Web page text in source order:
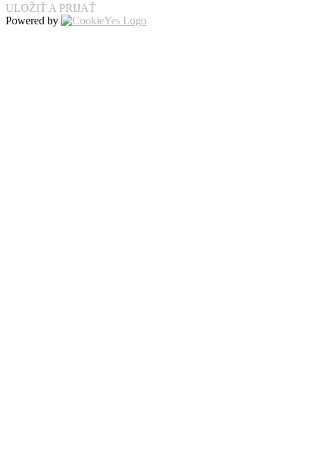
ULOŽIŤ A PRIJAŤ
Powered by